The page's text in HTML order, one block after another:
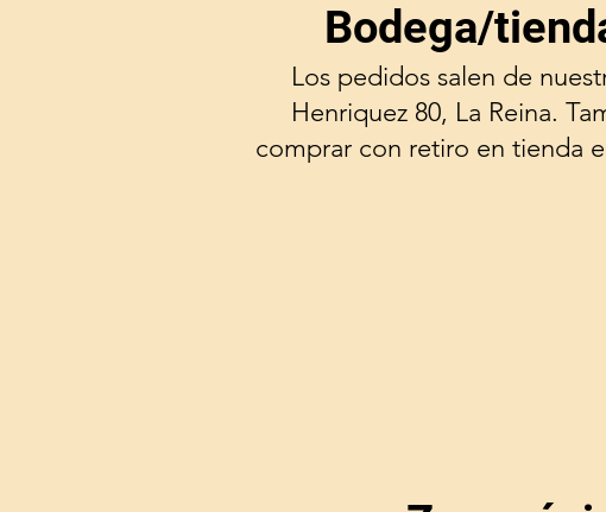
Bodega/
Los pedidos salen de
Henriquez 80, La Reina.
comprar con retiro en tienda